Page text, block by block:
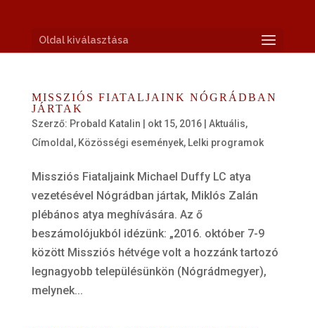
Oldal kiválasztása
MISSZIÓS FIATALJAINK NÓGRÁDBAN
JÁRTAK
Szerző: Probald Katalin okt 15, 2016| Aktuális,
Címoldal , Közösségi események, Lelki programok
Missziós Fiataljaink Michael Duffy LC atya
vezetésével Nógrádban jártak, Miklós Zalán
plébános atya meghívására. Az ő
beszámolójukból idézünk: „2016. október 7-9
között Missziós hétvége volt a hozzánk tartozó
legnagyobb településünkön (Nógrádmegyer),
melynek...